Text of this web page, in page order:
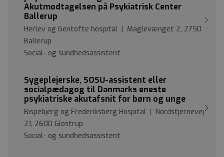
Akutmodtagelsen på Psykiatrisk Center
Ballerup
Herlev og Gentofte hospital | Maglevænget 2, 2750
Ballerup
Social- og sundhedsassistent
Sygeplejerske, SOSU-assistent eller
socialpædagog til Danmarks eneste
psykiatriske akutafsnit for børn og unge
Bispebjerg og Frederiksberg Hospital | Nordstjernevej
21, 2600 Glostrup
Social- og sundhedsassistent